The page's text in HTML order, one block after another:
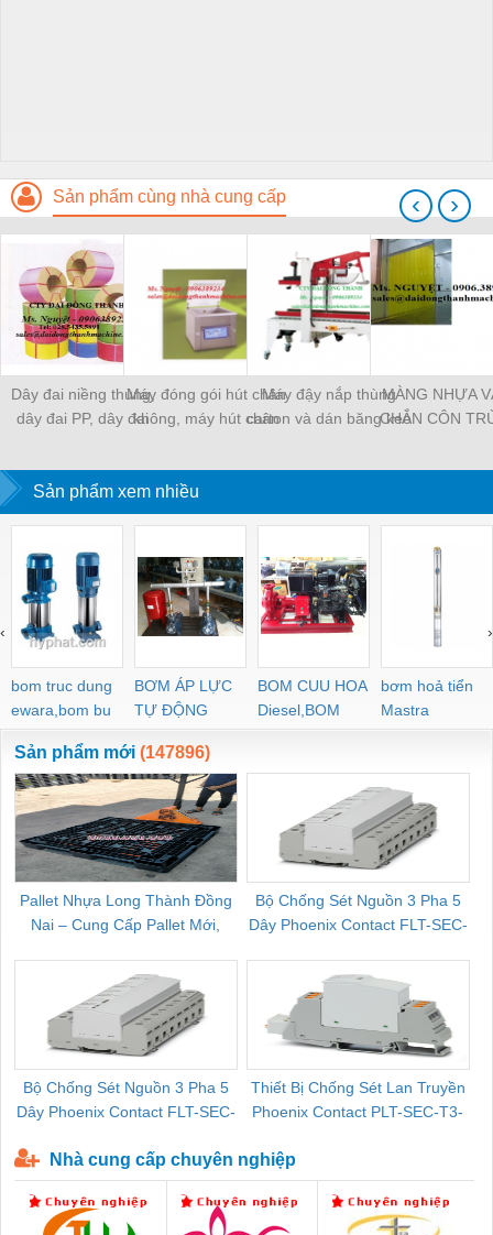
Sản phẩm cùng nhà cung cấp
Dây đai niềng thùng,
dây đai PP, dây đai
Máy đóng gói hút chân
không, máy hút chân
Máy đậy nắp thùng
carton và dán băng keo
MÀNG NHỰA
CHẮN CÔN
KHO LẠNH,
‹ ›
Sản phẩm xem nhiều
bom truc dung
ewara,bom bu
ewara
BƠM ÁP LỰC
TỰ ĐỘNG
BOM CUU HOA
Diesel,BOM
CHUA CHAY
bơm hoả tiển
Mastra
‹ ›
Sản phẩm mới (147896)
Pallet Nhựa Long Thành Đồng
Nai – Cung Cấp Pallet Mới,
Bộ Chống Sét Nguồn 3 Pha 5
Dây Phoenix Contact FLT-SEC-
Bộ Chống Sét Nguồn 3 Pha 5
Dây Phoenix Contact FLT-SEC-
Thiết Bị Chống Sét Lan Truyền
Phoenix Contact PLT-SEC-T3-
Nhà cung cấp chuyên nghiệp